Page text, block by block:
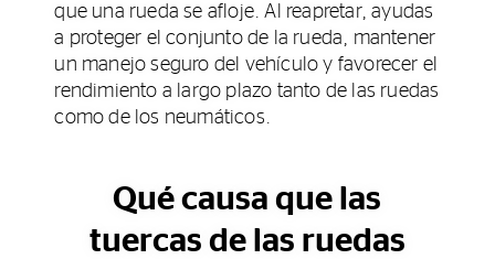
que una rueda se afloje. Al reapretar, ayudas
a proteger el conjunto de la rueda, mantener
un manejo seguro del vehículo y favorecer el
rendimiento a largo plazo tanto de las ruedas
como de los neumáticos.
Qué causa que las
tuercas de las ruedas